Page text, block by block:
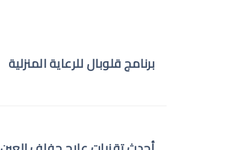
برنامج قلوبال للرعاية المنزلية